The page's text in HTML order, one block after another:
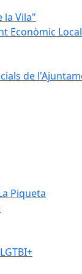
la Vila"
Econòmic Local
de
Piqueta